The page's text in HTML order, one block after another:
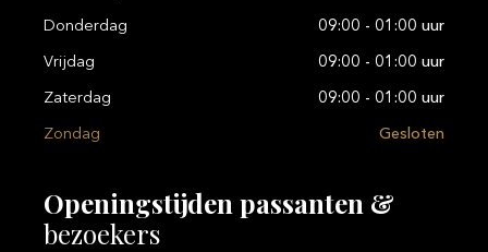
Donderdag 09:00 - 01:00 uur
Vrijdag 09:00 - 01:00 uur
Zaterdag 09:00 - 01:00 uur
Zondag Gesloten
Openingstijden passanten &
bezoekers